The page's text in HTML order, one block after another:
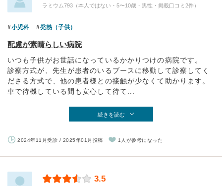
ラミウム793（本人ではない・5〜10歳・男性・掲載口コミ2件）
小児科 発熱（子供）
配慮が素晴らしい病院
いつも子供がお世話になっているかかりつけの病院です。
診察方式が、先生が患者のいるブースに移動して診察してく
ださる方式で、他の患者様との接触が少なくて助かります。
車で待機している間も安心して待て...
続きを読む
2024年11月受診 / 2025年01月投稿 1人が参考になった
3.5